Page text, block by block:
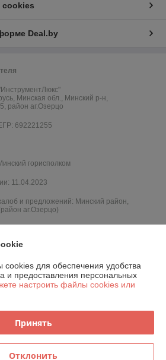
cookies
Deal.by
Минская обл., Минский р-н,
район аг.Озерцо
692221255
горисполком
11.04.2023
и предложений: Минский район,
аг.Озерцо)
для обеспечения удобства
и предоставления персональных
настроить файлы cookies или
Принять
Отклонить